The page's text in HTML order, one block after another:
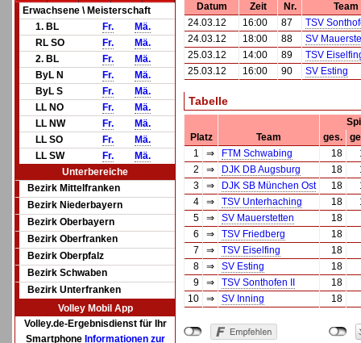
Erwachsene \ Meisterschaft
1. BL
Fr.
Mä.
RL SO
Fr.
Mä.
2. BL
Fr.
Mä.
ByL N
Fr.
Mä.
ByL S
Fr.
Mä.
LL NO
Fr.
Mä.
LL NW
Fr.
Mä.
LL SO
Fr.
Mä.
LL SW
Fr.
Mä.
Unterbereiche
Bezirk Mittelfranken
Bezirk Niederbayern
Bezirk Oberbayern
Bezirk Oberfranken
Bezirk Oberpfalz
Bezirk Schwaben
Bezirk Unterfranken
Volley Mobil App
Volley.de-Ergebnisdienst für Ihr
Smartphone Informationen zur
Datum Zeit Nr.
Team
24.03.12
16:00 87
TSV
24.03.12
18:00 88
SV
25.03.12
14:00 89
TSV
25.03.12
16:00 90 SV Esting
Tabelle
Platz
Team ges.
1
⇒ FTM Schwabing 18
2
⇒ DJK DB Augsburg 18
3
⇒ DJK SB München Ost 18
4
⇒ TSV Unterhaching 18
5
⇒ SV Mauerstetten
18
6
⇒ TSV Friedberg
18
7
⇒ TSV Eiselfing
18
8
⇒ SV Esting
18
9
⇒ TSV Sonthofen II
18
10
⇒ SV Inning 18